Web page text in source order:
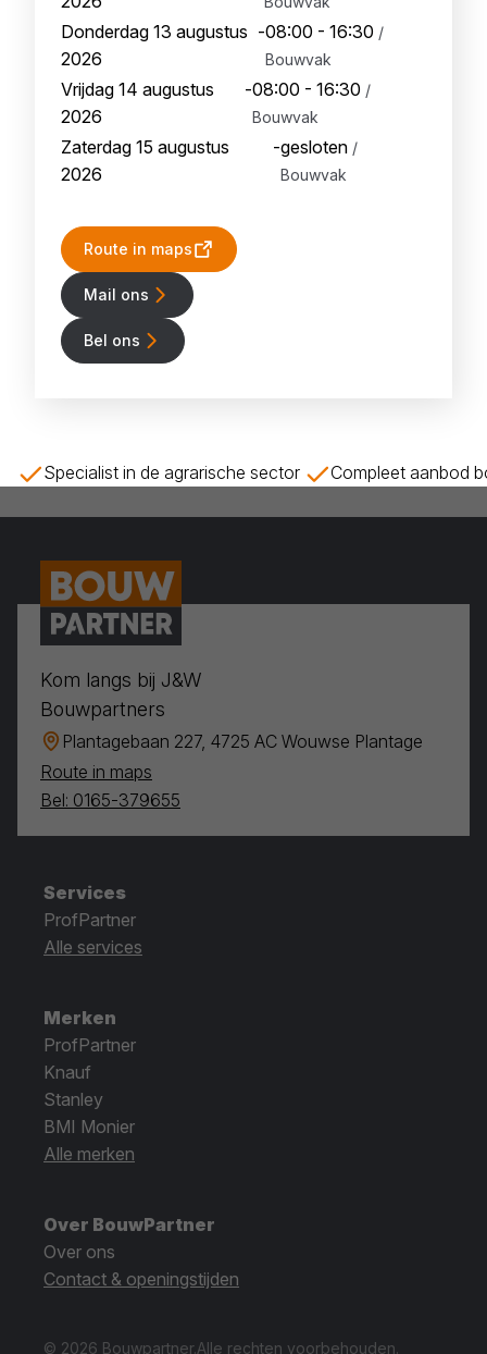
Donderdag 13 augustus
2026
-08:00 - 16:30 /
Bouwvak
Vrijdag 14 augustus
2026
-08:00 - 16:30 /
Bouwvak
Zaterdag 15 augustus
2026
-gesloten /
Bouwvak
Route in maps
Mail ons
Bel ons
Specialist in de agrarische sector Compleet aanbod
Kom langs bij J&W
Bouwpartners
Plantagebaan 227, 4725 AC Wouwse Plantage
Route in maps
Bel: 0165-379655
Services
ProfPartner
Alle services
Merken
ProfPartner
Knauf
Stanley
BMI Monier
Alle merken
Over BouwPartner
Over ons
Contact & openingstijden
© 2026 Bouwpartner.Alle rechten voorbehouden.